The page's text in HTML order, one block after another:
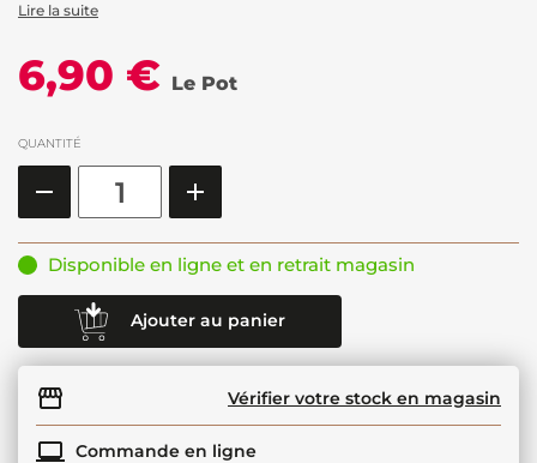
Lire la suite
6,90 € Le Pot
QUANTITÉ
Disponible en ligne et en retrait magasin
Ajouter au panier
Vérifier votre stock en magasin
Commande en ligne